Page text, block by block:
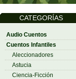
CATEGORÍAS
Audio Cuentos
Cuentos Infantiles
Aleccionadores
Astucia
Ciencia-Ficción